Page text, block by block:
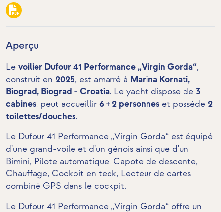
Aperçu
Le voilier Dufour 41 Performance „Virgin Gorda“,
construit en 2025, est amarré à Marina Kornati,
Biograd, Biograd - Croatia. Le yacht dispose de 3
cabines, peut accueillir 6 + 2 personnes et possède 2
toilettes/douches.
Le Dufour 41 Performance „Virgin Gorda“ est équipé
d'une grand-voile et d'un génois ainsi que d'un
Bimini, Pilote automatique, Capote de descente,
Chauffage, Cockpit en teck, Lecteur de cartes
combiné GPS dans le cockpit.
Le Dufour 41 Performance „Virgin Gorda“ offre un